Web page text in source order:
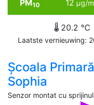
PM10 12 µg/m
20.2 °C |
Laatste vernieuwing:
Școala
Sophia
Senzor montat cu sprijinul